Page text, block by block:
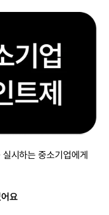
시하는 중소기업에게
요